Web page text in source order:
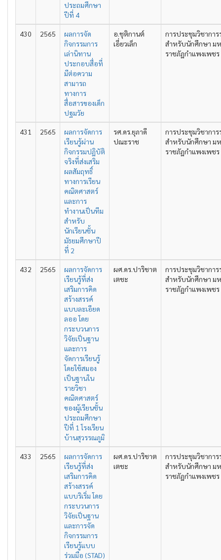
ประถมศึกษา
ปีที่ 4
430 2565
ผลการจัด
กิจกรรมการ
เล่านิทาน
ประกอบสื่อที่
มีต่อความ
สามารถ
ทางการ
สื่อสารของเด็ก
ปฐมวัย
อ.ชุติกานต์
เอี่ยวเล็ก
การประชุมวิชากา
สำหรับนักศึกษา ม
ราชภัฏกำแพงเพช
431 2565
ผลการจัดการ
เรียนรู้ผ่าน
กิจกรรมปฏิบัติ
จริงที่ส่งเสริม
ผลสัมฤทธิ์
ทางการเรียน
คณิตศาสตร์
และการ
ทำงานเป็นทีม
สำหรับ
นักเรียนชั้น
มัธยมศึกษาปี
ที่ 2
รศ.ดร.ยุภาดี
ปณะราช
การประชุมวิชากา
สำหรับนักศึกษา ม
ราชภัฏกำแพงเพช
432 2565
ผลการจัดการ
เรียนรู้ที่ส่ง
เสริมการคิด
สร้างสรรค์
แบบละเอียด
ลออ โดย
กระบวนการ
วิจัยเป็นฐาน
และการ
จัดการเรียนรู้
โดยใช้สมอง
เป็นฐานใน
รายวิชา
คณิตศาสตร์
ของผู้เรียนชั้น
ประถมศึกษา
ปีที่ 1 โรงเรียน
บ้านสุวรรณภูมิ
ผศ.ดร.ปาริชาต
เตชะ
การประชุมวิชากา
สำหรับนักศึกษา ม
ราชภัฏกำแพงเพช
433 2565
ผลการจัดการ
เรียนรู้ที่ส่ง
เสริมการคิด
สร้างสรรค์
แบบริเริ่ม โดย
กระบวนการ
วิจัยเป็นฐาน
และการจัด
กิจกรรมการ
เรียนรู้แบบ
ร่วมมือ (STAD)
ผศ.ดร.ปาริชาต
เตชะ
การประชุมวิชากา
สำหรับนักศึกษา ม
ราชภัฏกำแพงเพช